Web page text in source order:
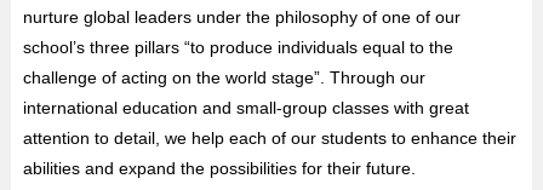
nurture global leaders under the philosophy of one of our
school’s three pillars “to produce individuals equal to the
challenge of acting on the world stage”. Through our
international education and small-group classes with great
attention to detail, we help each of our students to enhance their
abilities and expand the possibilities for their future.